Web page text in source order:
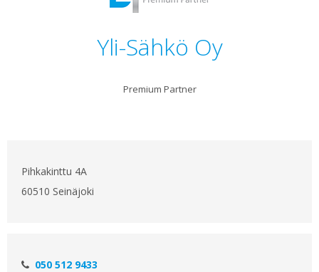
Yli-Sähkö Oy
Premium Partner
Pihkakinttu 4A
60510 Seinäjoki
050 512 9433